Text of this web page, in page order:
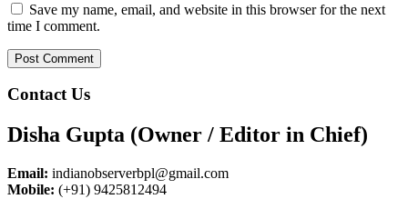
Save my name, email, and website in this browser for the next
time I comment.
Contact Us
Disha Gupta (Owner / Editor in Chief)
Email: indianobserverbpl@gmail.com
Mobile: (+91) 9425812494